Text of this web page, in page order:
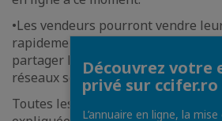
•Les vendeurs pourront vendre
rapidement à travers le processus
partager leurs produits du
réseaux sociaux en un seul clic.
Toutes les conditions d'achat ou de
Découvrez votre
privé sur ccifer.ro
L’annuaire en ligne, la